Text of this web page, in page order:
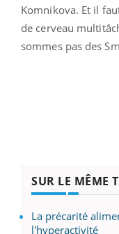
Komnikova. Et il
de cerveau
sommes pas des
SUR LE MÊME
La précarité
l'hyperactivité